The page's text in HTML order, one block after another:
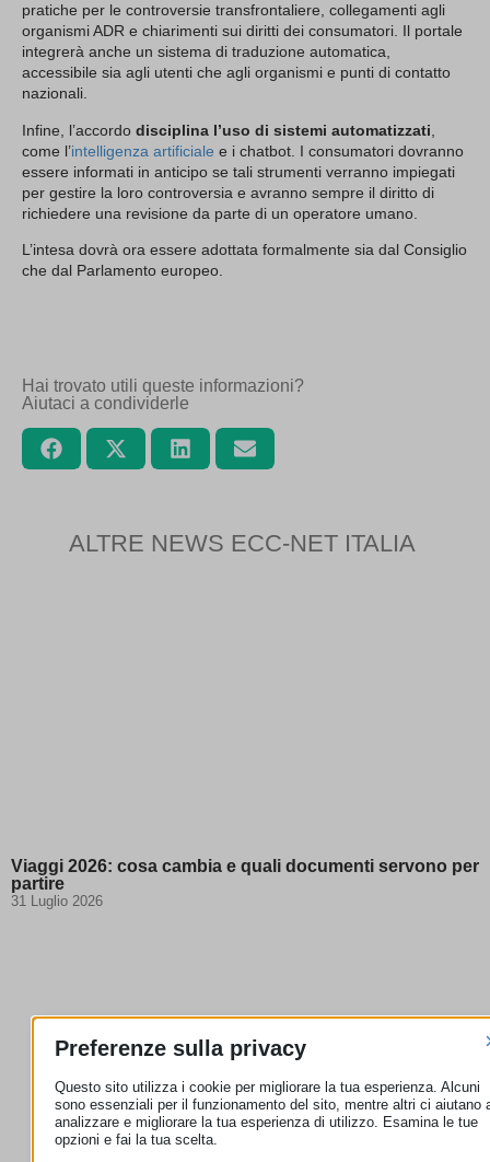
pratiche per le controversie transfrontaliere, collegamenti agli
organismi ADR e chiarimenti sui diritti dei consumatori. Il portale
integrerà anche un sistema di traduzione automatica,
accessibile sia agli utenti che agli organismi e punti di contatto
nazionali.
Infine, l’accordo disciplina l’uso di sistemi automatizzati
come l’intelligenza artificiale e i chatbot. I consumatori dovranno
essere informati in anticipo se tali strumenti verranno impiegati
per gestire la loro controversia e avranno sempre il diritto di
richiedere una revisione da parte di un operatore umano.
L’intesa dovrà ora essere adottata formalmente sia dal Consiglio
che dal Parlamento europeo.
Hai trovato utili queste informazioni?
Aiutaci a condividerle
ALTRE NEWS ECC-NET ITALIA
Viaggi 2026: cosa cambia e quali documenti servono per
partire
31 Luglio 2026
Preferenze sulla privacy
Questo sito utilizza i cookie per migliorare la tua esperienza. Alcuni
sono essenziali per il funzionamento del sito, mentre altri ci aiutano
analizzare e migliorare la tua esperienza di utilizzo. Esamina le tue
opzioni e fai la tua scelta.